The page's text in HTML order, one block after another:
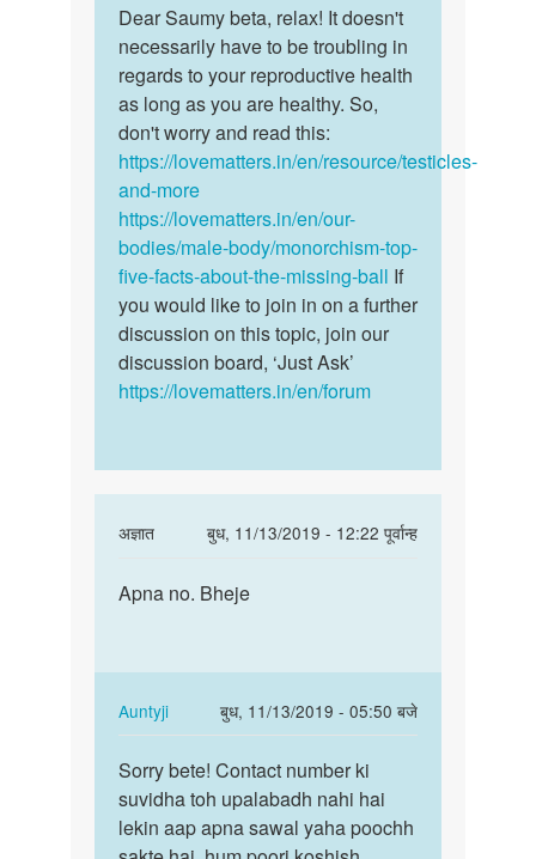
to
Dear
docter,
I
am
saumy…
by
Saumy
Gupta
Dear
Saumy
beta,
relax!
It…
Dear Saumy beta, relax! It doesn't
necessarily have to be troubling in
regards to your reproductive health
as long as you are healthy. So,
don't worry and read this:
https://lovematters.in/en/resource/testicles-
and-more
https://lovematters.in/en/our-
bodies/male-body/monorchism-top-
five-facts-about-the-missing-ball If
you would like to join in on a further
discussion on this topic, join our
discussion board, ‘Just Ask’
https://lovematters.in/en/forum
अज्ञात
बुध, 11/13/2019 - 12:22 पूर्वान्ह
In
to
अंडकोष
नई
है
क्या…
by
ajim
Apna
Apna no. Bheje
Auntyji
बुध, 11/13/2019 - 05:50 बजे
In
reply
to
Apna
no.
Bheje
Sorry
bete!
Contact
number…
Sorry bete! Contact number ki
suvidha toh upalabadh nahi hai
lekin aap apna sawal yaha poochh